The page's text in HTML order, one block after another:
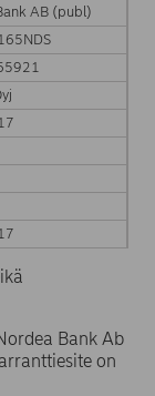
AB (publ)
Bank Ab
on